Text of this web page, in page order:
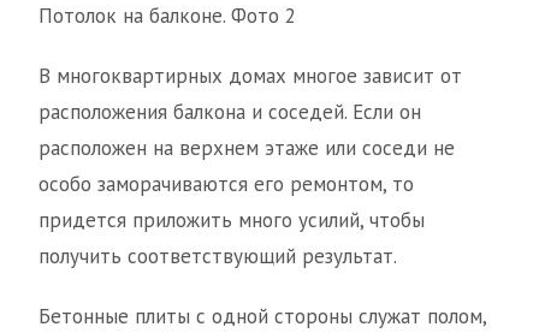
Потолок на балконе. Фото 2
В многоквартирных домах многое зависит от
расположения балкона и соседей. Если он
расположен на верхнем этаже или соседи не
особо заморачиваются его ремонтом, то
придется приложить много усилий, чтобы
получить соответствующий результат.
Бетонные плиты с одной стороны служат полом,